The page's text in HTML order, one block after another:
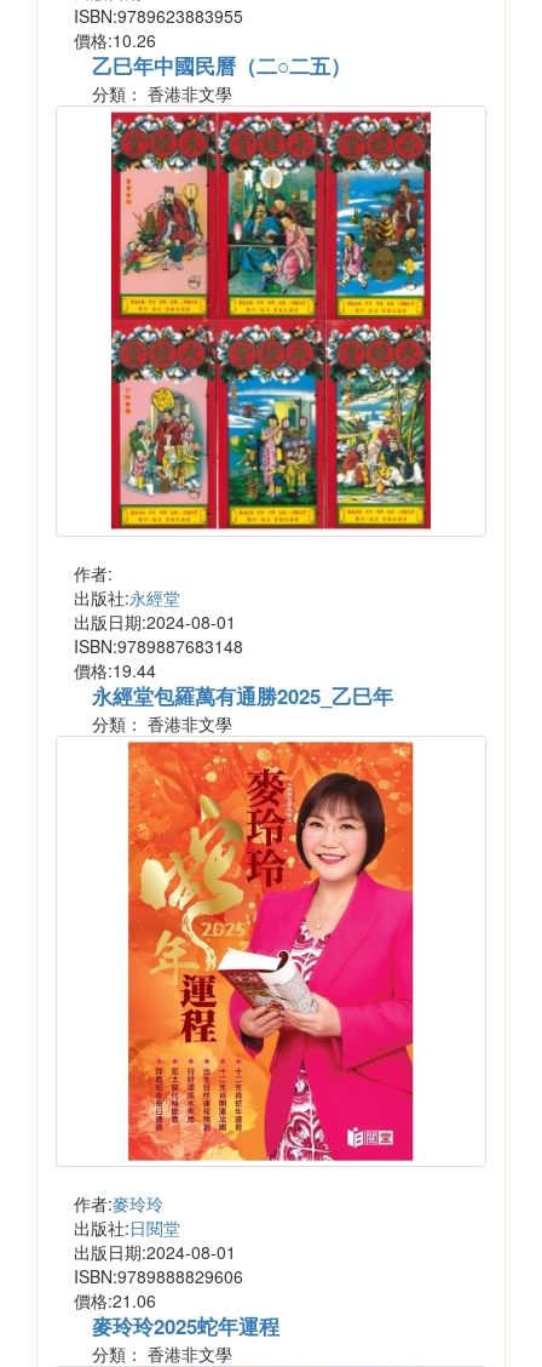
ISBN:9789623883955
價格:10.26
乙巳年中國民曆（二○二五）
分類： 香港非文學
作者:
出版社:永經堂
出版日期:2024-08-01
ISBN:9789887683148
價格:19.44
永經堂包羅萬有通勝2025_乙巳年
分類： 香港非文學
作者:麥玲玲
出版社:日閱堂
出版日期:2024-08-01
ISBN:9789888829606
價格:21.06
麥玲玲2025蛇年運程
分類： 香港非文學